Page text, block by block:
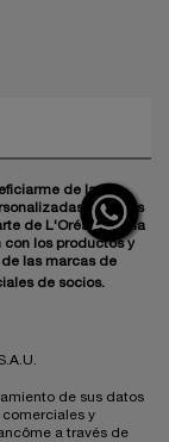
de la
basadas
de L'Oréal España
con los productos y
las marcas de
de socios.
de sus datos
comerciales y
a través de